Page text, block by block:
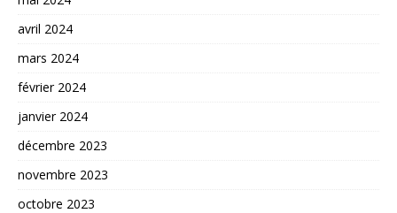
avril 2024
mars 2024
février 2024
janvier 2024
décembre 2023
novembre 2023
octobre 2023